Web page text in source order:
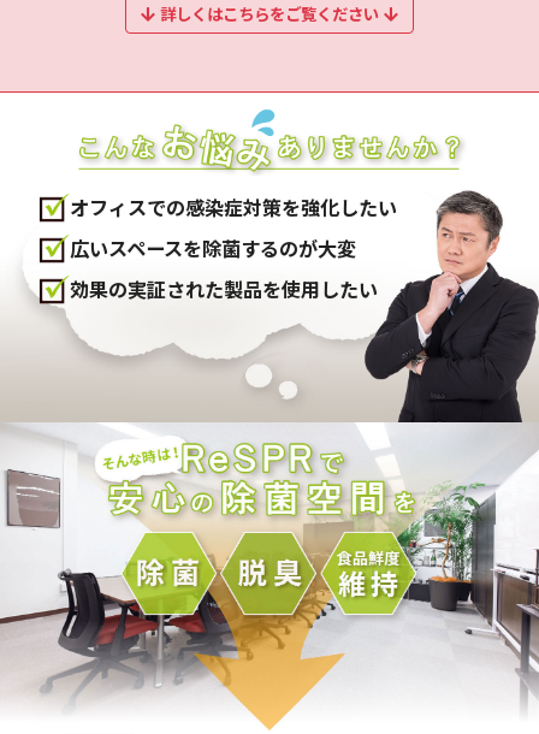
詳しくはこちらをご覧ください
オフィスでの感染症対策を強化したい
広いスペースを除菌するのが大変
効果の実証された製品を使用したい